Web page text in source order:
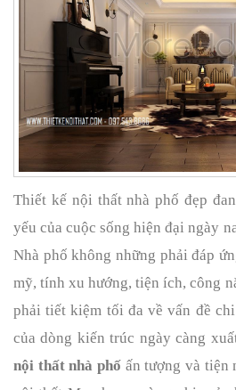
Thiết kế nội thất nhà phố đẹp
yếu của cuộc sống hiện đại ngày
Nhà phố không những phải đáp
mỹ, tính xu hướng, tiện ích, công
phải tiết kiệm tối đa về vấn đề
của dòng kiến trúc ngày càng
nội thất nhà phố ấn tượng và tiện